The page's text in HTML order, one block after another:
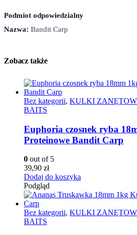
Podmiot odpowiedzialny
Nazwa: Bandit Carp
Zobacz także
Bez kategorii, KULKI
BAITS
Euphoria czosnek ryba
Proteinowe Bandit Carp
0 out of 5
39,90 zł
Dodaj do koszyka
Podgląd
Bez kategorii, KULKI
BAITS